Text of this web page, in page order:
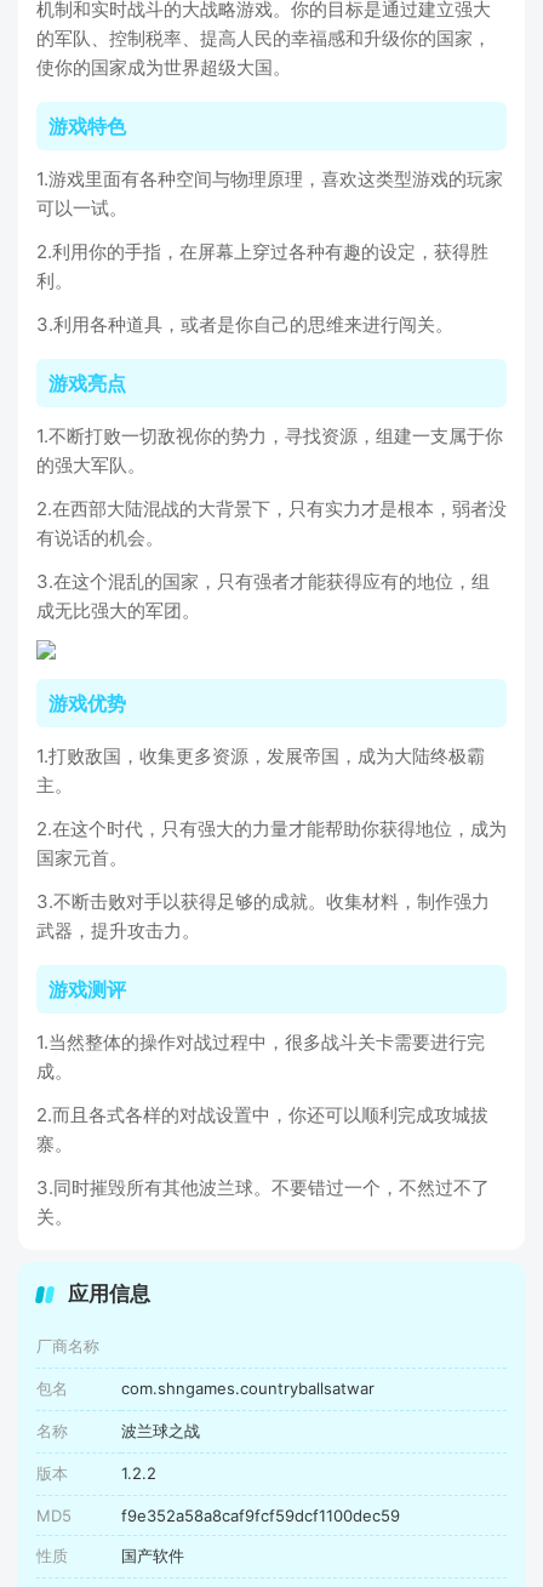
机制和实时战斗的大战略游戏。你的目标是通过建立强大
的军队、控制税率、提高人民的幸福感和升级你的国家，
使你的国家成为世界超级大国。
游戏特色
1.游戏里面有各种空间与物理原理，喜欢这类型游戏的玩家
可以一试。
2.利用你的手指，在屏幕上穿过各种有趣的设定，获得胜
利。
3.利用各种道具，或者是你自己的思维来进行闯关。
游戏亮点
1.不断打败一切敌视你的势力，寻找资源，组建一支属于你
的强大军队。
2.在西部大陆混战的大背景下，只有实力才是根本，弱者没
有说话的机会。
3.在这个混乱的国家，只有强者才能获得应有的地位，组
成无比强大的军团。
游戏优势
1.打败敌国，收集更多资源，发展帝国，成为大陆终极霸
主。
2.在这个时代，只有强大的力量才能帮助你获得地位，成为
国家元首。
3.不断击败对手以获得足够的成就。收集材料，制作强力
武器，提升攻击力。
游戏测评
1.当然整体的操作对战过程中，很多战斗关卡需要进行完
成。
2.而且各式各样的对战设置中，你还可以顺利完成攻城拔
寨。
3.同时摧毁所有其他波兰球。不要错过一个，不然过不了
关。
应用信息
厂商名称
包名 com.shngames.countryballsatwar
名称 波兰球之战
版本 1.2.2
MD5 f9e352a58a8caf9fcf59dcf1100dec59
性质 国产软件